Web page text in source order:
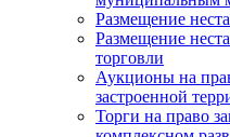
Размещение
Размещение
торговли
Аукционы на
застроенной
Торги на право